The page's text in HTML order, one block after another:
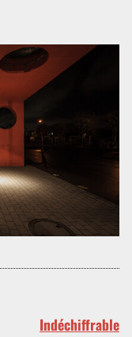
Indéchiffrable